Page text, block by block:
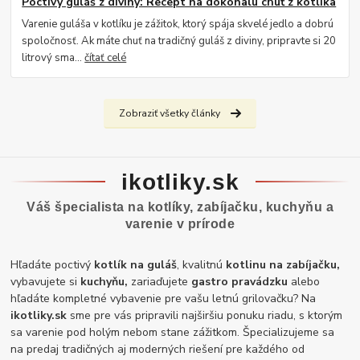
Varenie guláša v kotlíku je zážitok, ktorý spája skvelé jedlo a dobrú
spoločnosť. Ak máte chuť na tradičný guláš z diviny, pripravte si 20
litrový sma...čítať celé
Zobraziť všetky články
ikotliky.sk
Váš špecialista na kotlíky, zabíjačku, kuchyňu a
varenie v prírode
Hľadáte poctivý kotlík na guláš, kvalitnú kotlinu na zabíjačku,
vybavujete si kuchyňu, zariaďujete gastro pravádzku alebo
hľadáte kompletné vybavenie pre vašu letnú grilovačku? Na
ikotliky.sk sme pre vás pripravili najširšiu ponuku riadu, s ktorým
sa varenie pod holým nebom stane zážitkom. Špecializujeme sa
na predaj tradičných aj moderných riešení pre každého od